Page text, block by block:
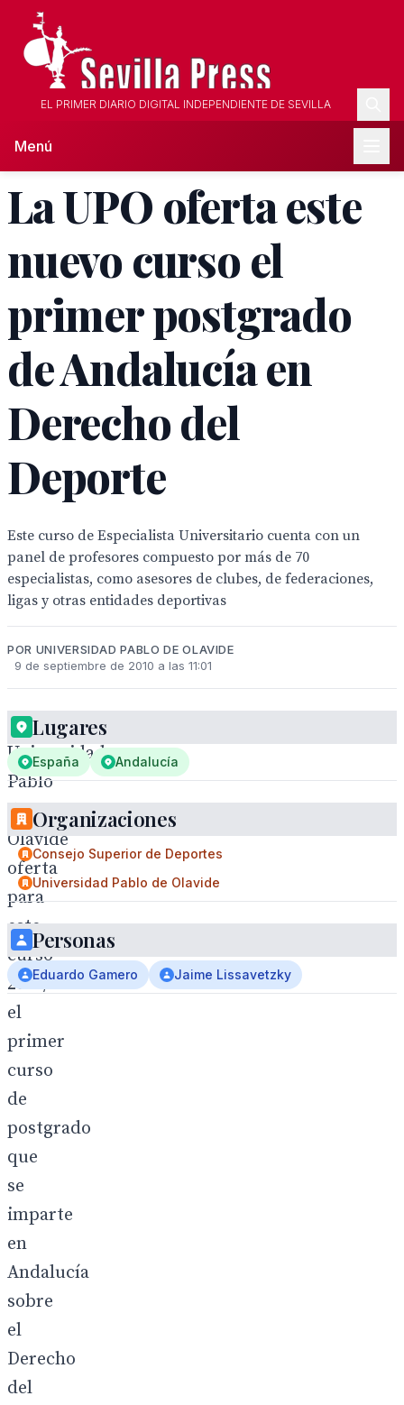
EL PRIMER DIARIO DIGITAL INDEPENDIENTE DE SEVILLA
Menú
La UPO oferta este
nuevo curso el
primer postgrado
de Andalucía en
Derecho del
Deporte
Este curso de Especialista Universitario cuenta con un
panel de profesores compuesto por más de 70
especialistas, como asesores de clubes, de federaciones,
ligas y otras entidades deportivas
POR UNIVERSIDAD PABLO DE OLAVIDE
9 de septiembre de 2010 a las 11:01
La
Universidad
Pablo
de
Olavide
oferta
para
este
curso
2010/2011
el
primer
curso
de
postgrado
que
se
imparte
en
Andalucía
sobre
el
Derecho
del
Lugares
España Andalucía
Organizaciones
Consejo Superior de Deportes
Universidad Pablo de Olavide
Personas
Eduardo Gamero Jaime Lissavetzky